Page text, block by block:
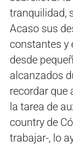
tranquilidad,
Acaso sus
constantes y
desde
alcanzados
recordar que
la tarea de
country de
trabajar-, lo